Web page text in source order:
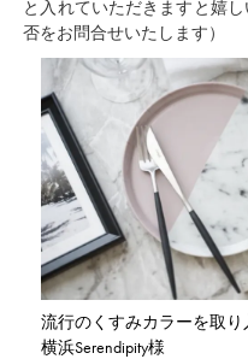
と入れていただきますと嬉
否をお問合せいたします）
流行のくすみカラーを取り
横浜Serendipity様